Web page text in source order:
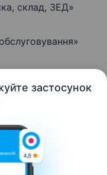
застосунок
склад, ЗЕД»